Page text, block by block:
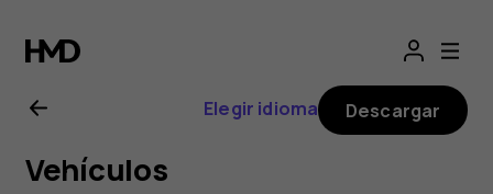
Manual
del
usuario
Elegir idioma Descargar
Vehículos